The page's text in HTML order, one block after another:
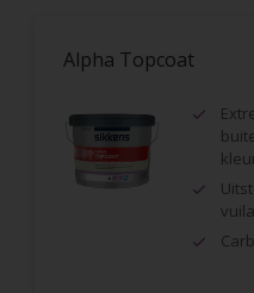
Alpha Topcoat